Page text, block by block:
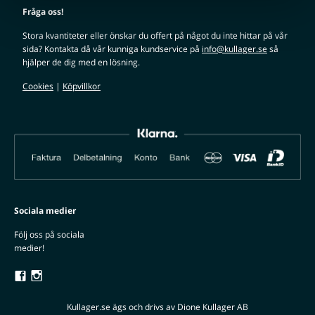
Fråga oss!
Stora kvantiteter eller önskar du offert på något du inte hittar på vår
sida? Kontakta då vår kunniga kundservice på info@kullager.se så
hjälper de dig med en lösning.
Cookies | Köpvillkor
Sociala medier
Följ oss på sociala
medier!
Kullager.se ägs och drivs av Dione Kullager AB